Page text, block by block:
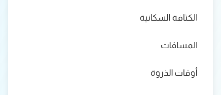
الكثافة السكانية
المسافات
أوقات الذروة